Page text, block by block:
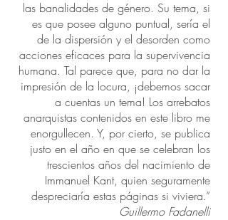
las banalidades de género. Su tema, si
es que posee alguno puntual, sería el
de la dispersión y el desorden como
acciones eficaces para la supervivencia
humana. Tal parece que, para no dar la
impresión de la locura, ¡debemos sacar
a cuentas un tema! Los arrebatos
anarquistas contenidos en este libro me
enorgullecen. Y, por cierto, se publica
justo en el año en que se celebran los
trescientos años del nacimiento de
Immanuel Kant, quien seguramente
despreciaría estas páginas si viviera.”
Guillermo Fadanelli